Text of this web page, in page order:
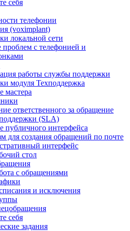
себя
телефонии
(voximplant)
локальной сети
с телефонией и
работы службы поддержки
модуля Техподдержка
мастера
ответственного за обращение
(SLA)
публичного интерфейса
для создания обращений по почте
интерфейс
стол
с обращениями
и исключения
себя
задания